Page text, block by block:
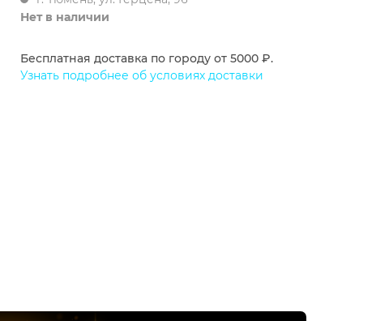
Нет в наличии
Бесплатная доставка по городу от 5000 ₽.
Узнать подробнее об условиях доставки